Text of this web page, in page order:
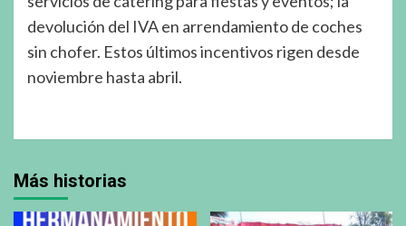
devolución del IVA en arrendamiento de coches
sin chofer. Estos últimos incentivos rigen desde
noviembre hasta abril.
Más historias